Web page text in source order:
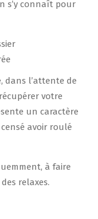
s’y connaît pour
dans l’attente de
votre
un caractère
avoir roulé
à faire
relaxes.